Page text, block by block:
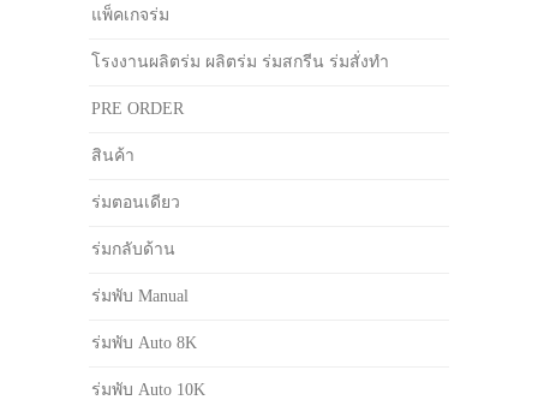
แพ็คเกจร่ม
โรงงานผลิตร่ม ผลิตร่ม ร่มสกรีน ร่มสั่งทำ
PRE ORDER
สินค้า
ร่มตอนเดียว
ร่มกลับด้าน
ร่มพับ Manual
ร่มพับ Auto 8K
ร่มพับ Auto 10K